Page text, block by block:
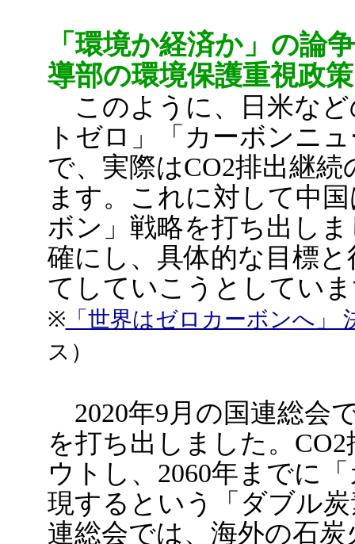
「環境か経済か」の論
導部の環境保護重視政策
このように、日米など
トゼロ」「カーボンニ
で、実際はCO2排出継
ます。これに対して中
ボン」戦略を打ち出し
確にし、具体的な目標
てしていこうとしてい
※ 「世界はゼロカーボンへ」
ス）
2020年9月の国連総会
を打ち出しました。
ウトし、2060年までに
現するという「ダブル
連総会では、海外の石